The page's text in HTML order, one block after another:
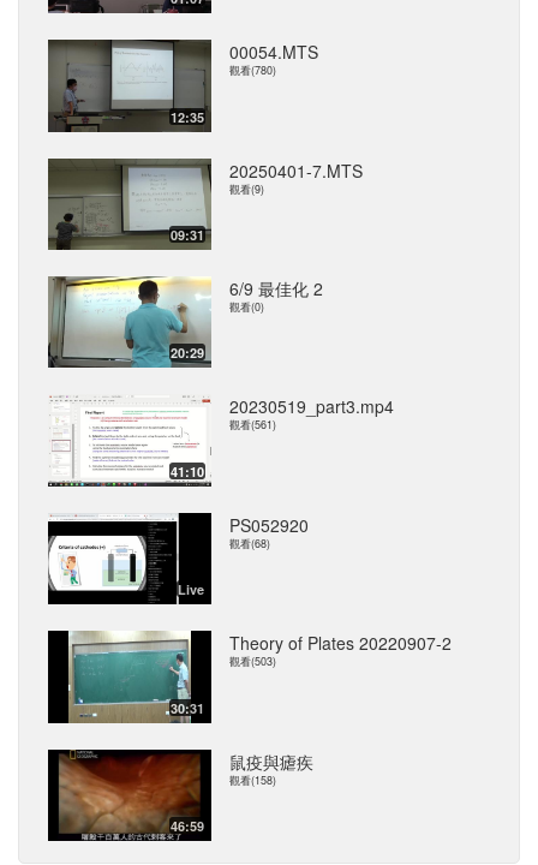
12:35
00054.MTS
觀看(780)
09:31
20250401-7.MTS
觀看(9)
20:29
6/9 最佳化 2
觀看(0)
41:10
20230519_part3.mp4
觀看(561)
Live
PS052920
觀看(68)
30:31
Theory of Plates 20220907-2
觀看(503)
46:59
鼠疫與瘧疾
觀看(158)